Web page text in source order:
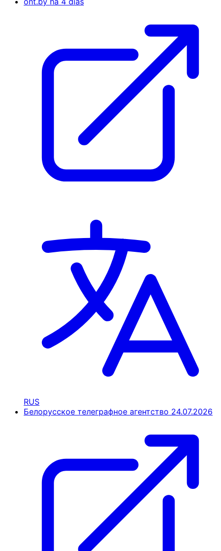
RUS
Белорусское телеграфное агентство 24.07.2026